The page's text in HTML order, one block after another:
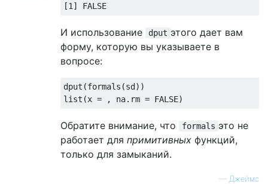
$a
[
$b
$c
Values as defined at the time of the
$a
[1 ] FALSE
И использование dput этого дает вам
форму, которую вы указываете в
вопросе:
list (x = , na.rm = FALSE
Обратите внимание, что formals это не
работает для примитивных функций,
только для замыканий.
— Джеймс